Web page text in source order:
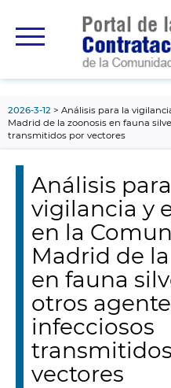
principal
2026-3-12
Análisis para la
Madrid de la zoonosis en fauna
transmitidos por vectores
Análisis
vigilancia y
en la
Madrid de
en fauna
otros
infecciosos
vectores